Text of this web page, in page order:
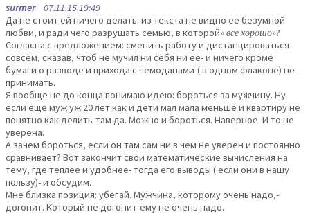
surmer07.11.15 19:49
Да не стоит ей ничего делать: из текста не видно ее безумной
любви, и ради чего разрушать семью, в которой» все хорошо»?
Согласна с предложением: сменить работу и дистанцироваться
совсем, сказав, чтоб не мучил ни себя ни ее- и ничего кроме
бумаги о разводе и прихода с чемоданами-( в одном флаконе) не
принимать.
Я вообще не до конца понимаю идею: бороться за мужчину. Ну
если еще муж уж 20 лет как и дети мал мала меньше и квартиру не
понятно как делить-там да. Можно и бороться. Наверное. И то не
уверена.
А зачем бороться, если он там сам ни в чем не уверен и постоянно
сравнивает? Вот закончит свои математические вычисления на
тему, где теплее и удобнее- тогда его выводы ( если они в нашу
пользу)- и обсудим.
Мне близка позиция: убегай. Мужчина, которому очень надо,-
догонит. Который не догонит-ему не очень надо.